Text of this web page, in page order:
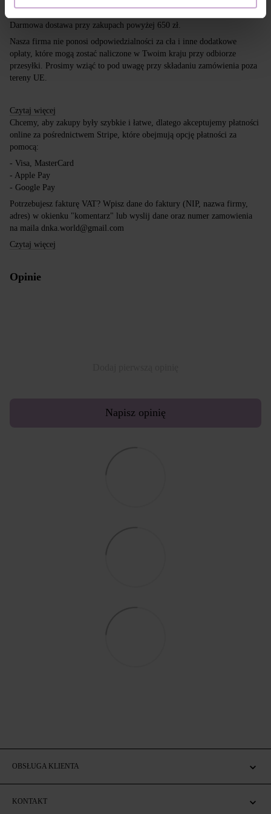
kurierskich DPD, Inpost i Poczta Polska.
Darmowa dostawa przy zakupach powyżej 650 zł.
Nasza firma nie ponosi odpowiedzialności za cła i inne dodatkowe
opłaty, które mogą zostać naliczone w Twoim kraju przy odbiorze
przesyłki. Prosimy wziąć to pod uwagę przy składaniu zamówienia poza
tereny UE.
Czytaj więcej
Chcemy, aby zakupy były szybkie i łatwe, dlatego akceptujemy płatności
online za pośrednictwem Stripe, które obejmują opcję płatności za
pomocą:
- Visa, MasterCard
- Apple Pay
- Google Pay
Potrzebujesz fakturę VAT? Wpisz dane do faktury (NIP, nazwa firmy,
adres) w okienku "komentarz" lub wyslij dane oraz numer zamowienia
na maila dnka.world@gmail.com
Czytaj więcej
Opinie
Napisz opinię
OBSŁUGA KLIENTA
KONTAKT